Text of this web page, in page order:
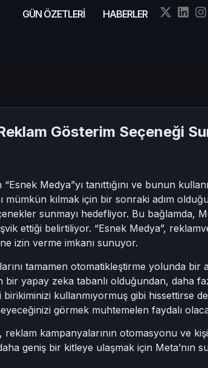
GÜN ÖZETLERİ HABERLER
Gösterim Seçeneği
Medya”yı tanıttığını ve bunun
mümkün kılmak için bir sonraki adım
sunmayı hedefliyor. Bu bağlamda,
ettiği belirtiliyor. “Esnek Medya”,
izin verme imkanı sunuyor.
tamamen otomatikleştirme yolunda bir
yapay zeka tabanlı olduğundan, daha
kullanmıyormuş gibi hissettirse
görmek muhtemelen faydalı
kampanyalarının otomasyonu ve
geniş bir kitleye ulaşmak için Meta’nın